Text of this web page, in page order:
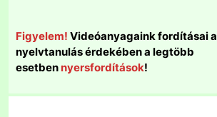
Figyelem! Videóanyagaink fordításai a
nyelvtanulás érdekében a legtöbb
esetben nyersfordítások!